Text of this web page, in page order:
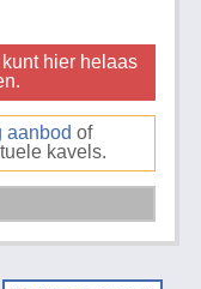
hier helaas
aanbod of
kavels.